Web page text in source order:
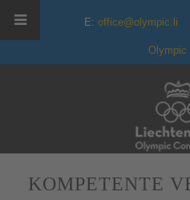
E: office@olympic.li
Olympic
KOMPETENTE